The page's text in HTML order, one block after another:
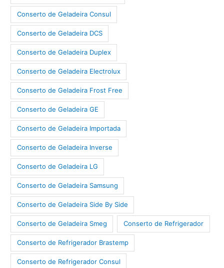
Conserto de Geladeira Consul
Conserto de Geladeira DCS
Conserto de Geladeira Duplex
Conserto de Geladeira Electrolux
Conserto de Geladeira Frost Free
Conserto de Geladeira GE
Conserto de Geladeira Importada
Conserto de Geladeira Inverse
Conserto de Geladeira LG
Conserto de Geladeira Samsung
Conserto de Geladeira Side By Side
Conserto de Geladeira Smeg Conserto de Refrigerador
Conserto de Refrigerador Brastemp
Conserto de Refrigerador Consul